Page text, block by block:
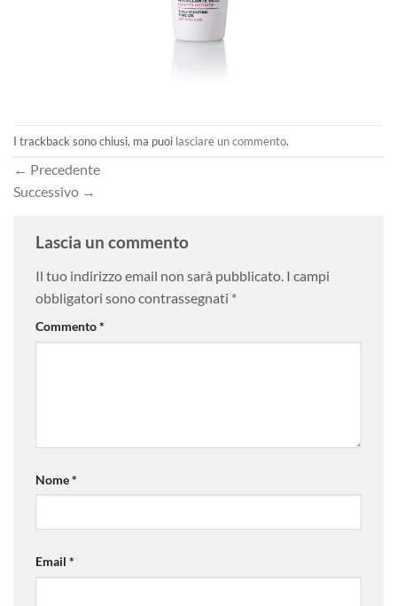
I trackback sono chiusi, ma puoi lasciare un commento.
← Precedente
Successivo →
Lascia un commento
Il tuo indirizzo email non sarà pubblicato. I campi
obbligatori sono contrassegnati *
Commento*
Nome*
Email *